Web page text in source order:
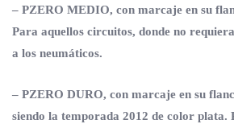
– PZERO MEDIO, con marcaje en su
Para aquellos circuitos, donde no
a los neumáticos.
– PZERO DURO, con marcaje en su
siendo la temporada 2012 de color plata.